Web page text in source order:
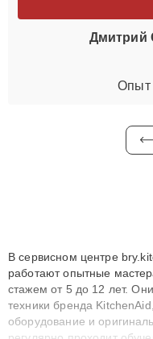
Дмитрий
Опыт
В сервисном центре
работают опытные
стажем от 5 до 12 лет.
техники бренда
оборудование и